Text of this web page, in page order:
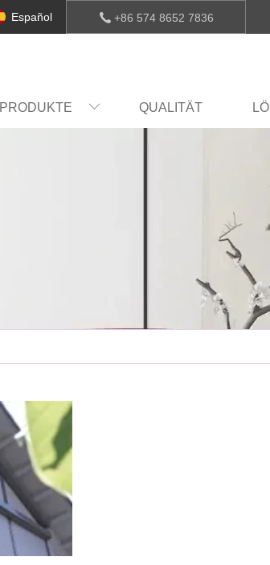
Español +86 574 8652 7836
PRODUKTE QUALITÄT